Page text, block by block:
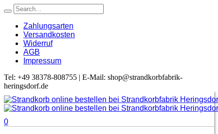
Zahlungsarten
Versandkosten
Widerruf
AGB
Impressum
Tel: +49 38378-808755 | E-Mail: shop@strandkorbfabrik-
heringsdorf.de
0